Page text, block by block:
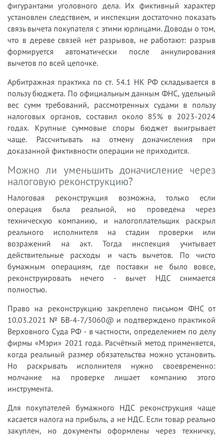
фигурантами уголовного дела. Их фиктивный характер
установлен следствием, и инспекции достаточно показать
связь вычета покупателя с этими юрлицами. Доводы о том,
что в дереве связей нет разрывов, не работают: разрыв
формируется автоматически после аннулирования
вычетов по всей цепочке.
Арбитражная практика по ст. 54.1 НК РФ складывается в
пользу бюджета. По официальным данным ФНС, удельный
вес сумм требований, рассмотренных судами в пользу
налоговых органов, составил около 85% в 2023-2024
годах. Крупные суммовые споры бюджет выигрывает
чаще. Рассчитывать на отмену доначисления при
доказанной фиктивности операции не приходится.
Можно ли уменьшить доначисление через
налоговую реконструкцию?
Налоговая реконструкция возможна, только если
операция была реальной, но проведена через
техническую компанию, и налогоплательщик раскрыл
реального исполнителя на стадии проверки или
возражений на акт. Тогда инспекция учитывает
действительные расходы и часть вычетов. По чисто
бумажным операциям, где поставки не было вовсе,
реконструировать нечего - вычет НДС снимается
полностью.
Право на реконструкцию закреплено письмом ФНС от
10.03.2021 № БВ-4-7/3060@ и подтверждено практикой
Верховного Суда РФ - в частности, определением по делу
фирмы «Мэри» 2021 года. Расчётный метод применяется,
когда реальный размер обязательства можно установить.
Но раскрывать исполнителя нужно своевременно:
молчание на проверке лишает компанию этого
инструмента.
Для покупателей бумажного НДС реконструкция чаще
касается налога на прибыль, а не НДС. Если товар реально
закуплен, но документы оформлены через техничку,